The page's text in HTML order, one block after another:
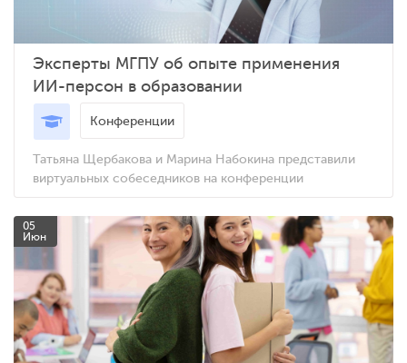
Эксперты МГПУ об опыте применения
ИИ-персон в образовании
Конференции
Татьяна Щербакова и Марина Набокина представили
виртуальных собеседников на конференции
05
Июн